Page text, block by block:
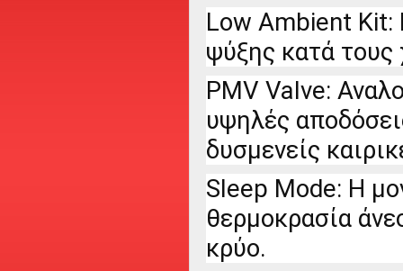
Low Ambient Kit:
ψύξης κατά τους
PMV Valve:
υψηλές
δυσμενείς
Sleep Mode: Η
θερμοκρασία
κρύο.